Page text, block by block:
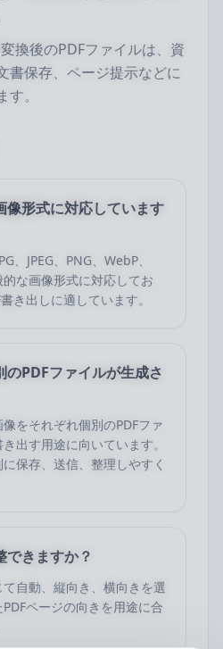
変換後のPDFファイルは、資
書保存、ページ提示などに
。
像形式に対応しています
、JPEG、PNG、WebP、
な画像形式に対応してお
き出しに適しています。
PDFファイルが生成さ
をそれぞれ個別のPDFファ
出す用途に向いています。
保存、送信、整理しやすく
できますか？
自動、縦向き、横向きを選
ページの向きを用途に合